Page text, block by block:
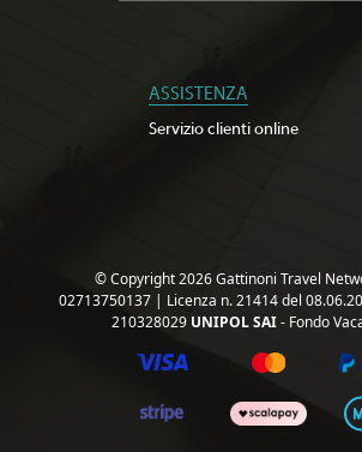
ASSISTENZA
Servizio clienti online
© Copyright 2026 Gattinoni Travel
02713750137 | Licenza n. 21414 del
210328029 UNIPOL SAI- Fondo